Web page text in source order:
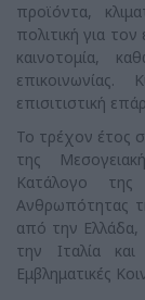
προϊόντα,
πολιτική για τον
καινοτομία,
επισιτιστική
Το τρέχον έτος
της
Κατάλογο της
Ανθρωπότητας
από την
την Ιταλία
Εμβληματικές